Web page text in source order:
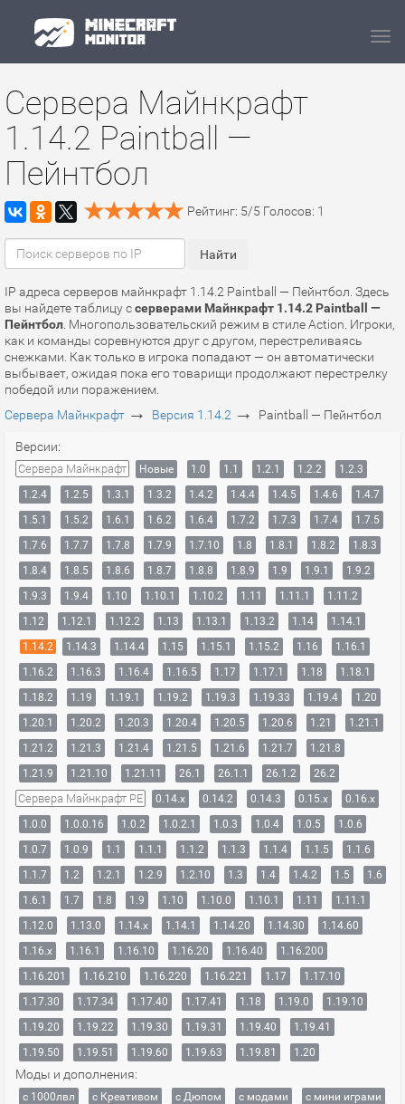
Сервера Майнкрафт
1.14.2 Paintball —
Пейнтбол
Рейтинг: 5/5 Голосов: 1
IP адреса серверов майнкрафт 1.14.2 Paintball — Пейнтбол. Здесь
вы найдете таблицу ссерверами Майнкрафт 1.14.2 Paintball —
Пейнтбол . Многопользовательский режим в стиле Action. Игроки,
как и команды соревнуются друг с другом, перестреливаясь
снежками. Как только в игрока попадают — он автоматически
выбывает, ожидая пока его товарищи продолжают перестрелку
победой или поражением.
Сервера Майнкрафт → Версия 1.14.2 → Paintball — Пейнтбол
Версии:
Сервера Майнкрафт Новые 1.0 1.1 1.2.1 1.2.2
1.2.3
1.2.4
1.2.5 1.3.1 1.3.2 1.4.2 1.4.4 1.4.5 1.4.6
1.4.7
1.5.1
1.5.2 1.6.1 1.6.2 1.6.4 1.7.2 1.7.3 1.7.4
1.7.5
1.7.6
1.7.7 1.7.8 1.7.9 1.7.10 1.8 1.8.1 1.8.2
1.8.3
1.8.4
1.8.5 1.8.6 1.8.7 1.8.8 1.8.9 1.9 1.9.1
1.9.2
1.9.3
1.9.4 1.10 1.10.1 1.10.2 1.11 1.11.1
1.11.2
1.12
1.12.1 1.12.2 1.13 1.13.1 1.13.2 1.14
1.14.1
1.14.2
1.14.3 1.14.4 1.15 1.15.1 1.15.2 1.16
1.16.1
1.16.2
1.16.3 1.16.4 1.16.5 1.17 1.17.1 1.18
1.18.1
1.18.2
1.19 1.19.1 1.19.2 1.19.3 1.19.33 1.19.4
1.20
1.20.1
1.20.2 1.20.3 1.20.4 1.20.5 1.20.6 1.21
1.21.1
1.21.2
1.21.3 1.21.4 1.21.5 1.21.6 1.21.7
1.21.8
1.21.9
1.21.10 1.21.11 26.1 26.1.1 26.1.2 26.2
Сервера Майнкрафт PE 0.14.x 0.14.2 0.14.3 0.15.x
0.16.x
1.0.0
1.0.0.16 1.0.2 1.0.2.1 1.0.3 1.0.4 1.0.5
1.0.6
1.0.7
1.0.9 1.1 1.1.1 1.1.2 1.1.3 1.1.4 1.1.5
1.1.6
1.1.7
1.2 1.2.1 1.2.9 1.2.10 1.3 1.4 1.4.2 1.5
1.6
1.6.1
1.7 1.8 1.9 1.10 1.10.0 1.10.1 1.11
1.11.1
1.12.0
1.13.0 1.14.x 1.14.1 1.14.20 1.14.30
1.14.60
1.16.x
1.16.1 1.16.10 1.16.20 1.16.40
1.16.200
1.16.201
1.16.210 1.16.220 1.16.221 1.17
1.17.10
1.17.30
1.17.34 1.17.40 1.17.41 1.18 1.19.0
1.19.10
1.19.20
1.19.22 1.19.30 1.19.31 1.19.40
1.19.41
1.19.50
1.19.51 1.19.60 1.19.63 1.19.81 1.20
Моды и дополнения:
с 1000лвл c Креативом с Дюпом с модами
с мини играми